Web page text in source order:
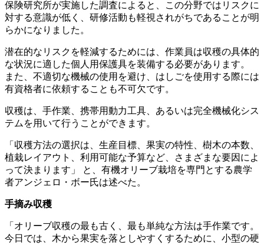
保険研究所が実施した調査によると、この分野ではリスクに
対する意識が低く、研修活動も軽視されがちであることが明
らかになりました。
潜在的なリスクを軽減するためには、作業員は収穫の具体的
な状況に適した個人用保護具を装備する必要があります。
また、不適切な機械の使用を避け、はしごを使用する際には
有資格者に依頼することも不可欠です。
収穫は、手作業、携帯用動力工具、あるいは完全機械化シス
テムを用いて行うことができます。
「収穫方法の選択は、生産目標、果実の特性、樹木の本数、
植栽レイアウト、利用可能な予算など、さまざまな要因によ
って決まります」 と、有機オリーブ栽培を専門とする農学
者アンジェロ・ボー氏は述べた。
手摘み収穫
「 オリーブ収穫の最も古く、最も単純な方法は手作業です。
今日では、木から果実を落としやすくするために、小型の硬